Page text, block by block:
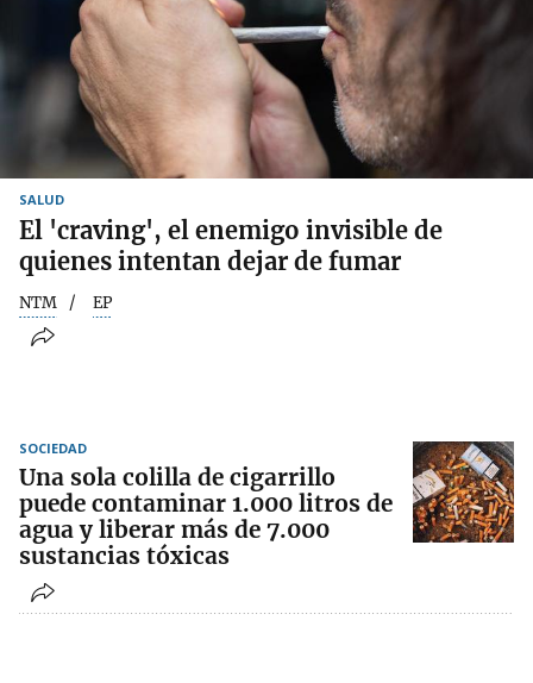
SALUD
El 'craving', el enemigo invisible de
quienes intentan dejar de fumar
NTM EP
SOCIEDAD
Una sola colilla de cigarrillo
puede contaminar 1.000 litros de
agua y liberar más de 7.000
sustancias tóxicas